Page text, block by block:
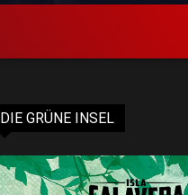
DIE GRÜNE INSEL